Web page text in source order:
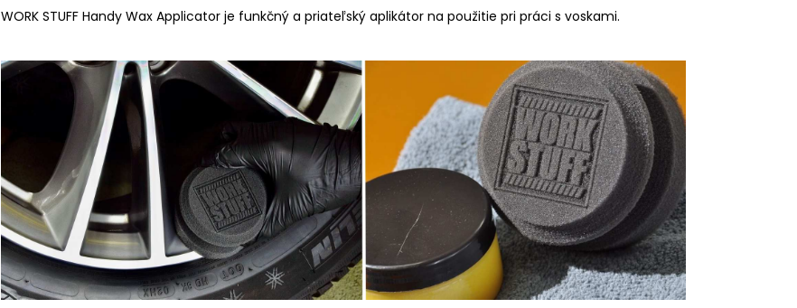
WORK STUFF Handy Wax Applicator je funkčný a priateľský aplikátor na použitie pri práci s voskami.